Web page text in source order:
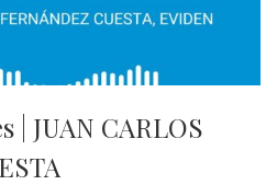
| JUAN CARLOS